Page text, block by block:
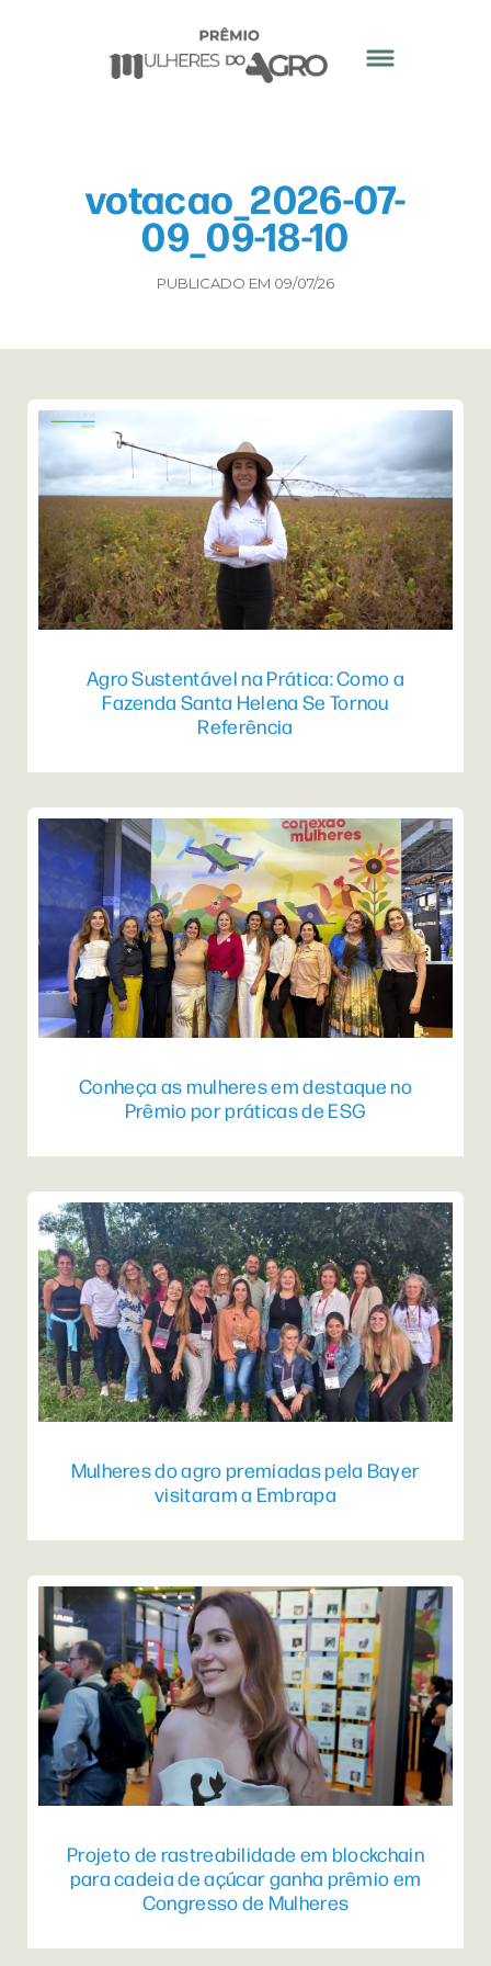
votacao_2026-07-
09_09-18-10
PUBLICADO EM 09/07/26
Agro Sustentável na Prática: Como a
Fazenda Santa Helena Se Tornou
Referência
Conheça as mulheres em destaque no
Prêmio por práticas de ESG
Mulheres do agro premiadas pela Bayer
visitaram a Embrapa
Projeto de rastreabilidade em blockchain
para cadeia de açúcar ganha prêmio em
Congresso de Mulheres